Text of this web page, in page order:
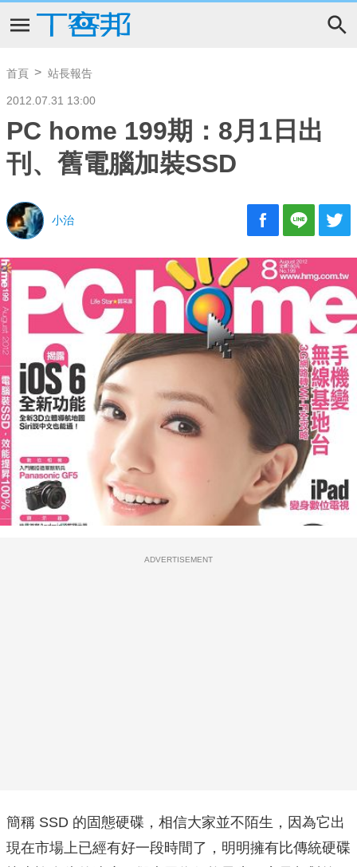
首頁 站長報告
2012.07.31 13:00
PC home 199期：8月1日出
刊、舊電腦加裝SSD
小治
ADVERTISEMENT
簡稱 SSD 的固態硬碟，相信大家並不陌生，因為它出
現在市場上已經有好一段時間了，明明擁有比傳統硬碟